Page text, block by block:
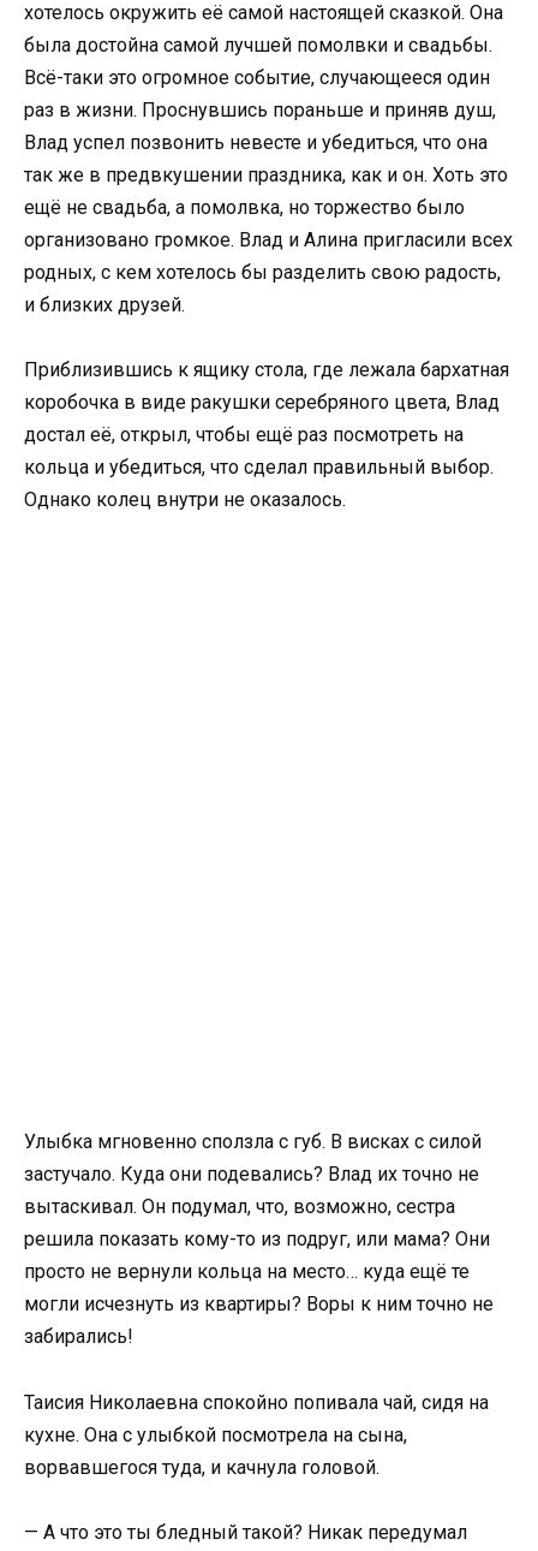
хотелось окружить её самой настоящей сказкой. Она
была достойна самой лучшей помолвки и свадьбы.
Всё-таки это огромное событие, случающееся один
раз в жизни. Проснувшись пораньше и приняв душ,
Влад успел позвонить невесте и убедиться, что она
так же в предвкушении праздника, как и он. Хоть это
ещё не свадьба, а помолвка, но торжество было
организовано громкое. Влад и Алина пригласили всех
родных, с кем хотелось бы разделить свою радость,
и близких друзей.
Приблизившись к ящику стола, где лежала бархатная
коробочка в виде ракушки серебряного цвета, Влад
достал её, открыл, чтобы ещё раз посмотреть на
кольца и убедиться, что сделал правильный выбор.
Однако колец внутри не оказалось.
Улыбка мгновенно сползла с губ. В висках с силой
застучало. Куда они подевались? Влад их точно не
вытаскивал. Он подумал, что, возможно, сестра
решила показать кому-то из подруг, или мама? Они
просто не вернули кольца на место… куда ещё те
могли исчезнуть из квартиры? Воры к ним точно не
забирались!
Таисия Николаевна спокойно попивала чай, сидя на
кухне. Она с улыбкой посмотрела на сына,
ворвавшегося туда, и качнула головой.
— А что это ты бледный такой? Никак передумал